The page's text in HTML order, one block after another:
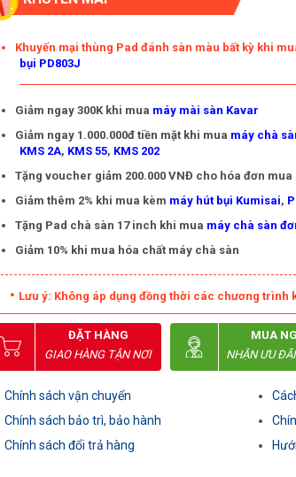
Khuyến mại thùng Pad đánh sàn màu bất kỳ khi
bụi PD803J
Giảm ngay 300K khi mua máy mài sàn Kavar
Giảm ngay 1.000.000đ tiền mặt khi mua máy chà
KMS 2A, KMS 55, KMS 202
Tặng voucher giảm 200.000 VNĐ cho hóa đơn
Giảm thêm 2% khi mua kèm máy hút bụi Kumisai,
Tặng Pad chà sàn 17 inch khi mua máy chà sàn
Giảm 10% khi mua hóa chất máy chà sàn
Lưu ý: Không áp dụng đồng thời các chương trình
ĐẶT HÀNG
GIAO HÀNG TẬN NƠI
MUA
NHẬN ƯU
Chính sách vận chuyển
Chính sách bảo trì, bảo hành
Chính sách đổi trả hàng